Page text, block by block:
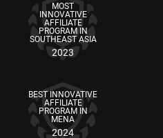
MOST
INNOVATIVE
AFFILIATE
PROGRAM IN
SOUTHEAST ASIA
2023
BEST INNOVATIVE
AFFILIATE
PROGRAM IN
MENA
2024